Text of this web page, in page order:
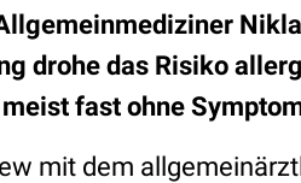
drohe das Risiko
fast ohne
mit dem